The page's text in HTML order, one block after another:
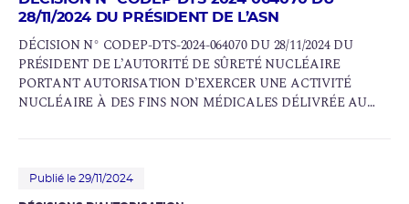
28/11/2024 DU PRÉSIDENT DE L’ASN
DÉCISION N° CODEP-DTS-2024-064070 DU 28/11/2024 DU
PRÉSIDENT DE L’AUTORITÉ DE SÛRETÉ NUCLÉAIRE
PORTANT AUTORISATION D’EXERCER UNE ACTIVITÉ
NUCLÉAIRE À DES FINS NON MÉDICALES DÉLIVRÉE AU
Publié le 29/11/2024